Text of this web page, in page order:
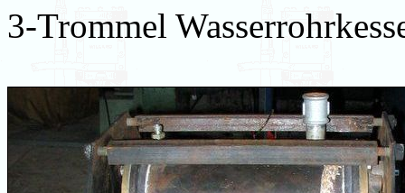
3-Trommel